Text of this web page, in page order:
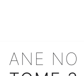
ANE NO